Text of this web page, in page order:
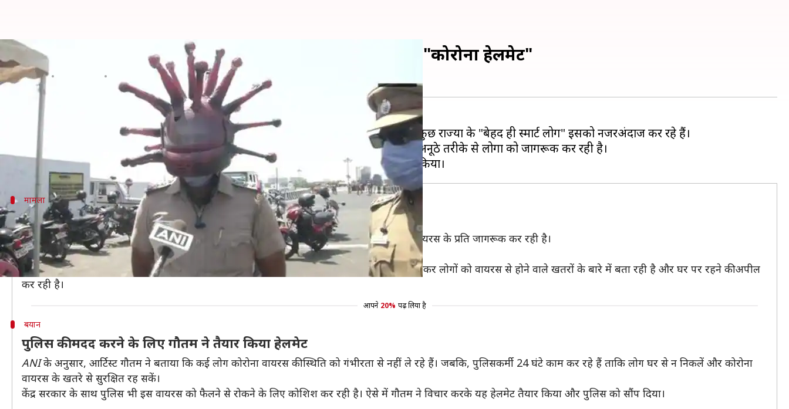
तमिलनाडु: लोगों को जागरूक करने के लिए पुलिसकर्मी ने पहना "कोरोना हेलमेट"
लेखन अंजली
क्या है खबर?
हर दिन कोरोना वायरस का कहर बढ़ता जा रहा है, जिस वजह से पूरे भारत में लॉकडाउन है। लेकिन कुछ राज्यों के "बेहद ही स्मार्ट लोग" इसको नजरअंदाज कर रहे हैं।
ऐसे में उन राज्यों की पुलिस लॉकडाउन का उल्लंघन करने वालों के साथ सख्ती बरत रही है तो कहीं अनूठे तरीके से लोगों को जागरूक कर रही है।
मामला
कहां का है यह मामला?
यह मामला तमिलनाडु की राजधानी चेन्नई का है, जहां की पुलिस "कोरोना हेलमेट" पहने लोगों को कोरोना वायरस के प्रति जागरूक कर रही है।
जानकारी के मुताबिक, चेन्नई के गौतम नामक आर्टिस्ट ने यह हेलमेट तैयार किया है।
दरअसल, यहां लोग लॉकडाउन का उल्लंघन कर सड़कों पर निकल रहे हैं। ऐसे में पुलिस इस हेलमेट को पहनकर लोगों को वायरस से होने वाले खतरों के बारे में बता रही है और घर पर रहने की अपील
कर रही है।
आपने 20% पढ़ लिया है
बयान
पुलिस की मदद करने के लिए गौतम ने तैयार किया हेलमेट
ANIके अनुसार, आर्टिस्ट गौतम ने बताया कि कई लोग कोरोना वायरस की स्थिति को गंभीरता से नहीं ले रहे हैं। जबकि, पुलिसकर्मी 24 घंटे काम कर रहे हैं ताकि लोग घर से न निकलें और कोरोना
वायरस के खतरे से सुरक्षित रह सकें।
केंद्र सरकार के साथ पुलिस भी इस वायरस को फैलने से रोकने के लिए कोशिश कर रही है। ऐसे में गौतम ने विचार करके यह हेलमेट तैयार किया और पुलिस को सौंप दिया।